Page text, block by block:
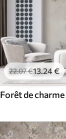
22.07€13.24€
Forêt de charme